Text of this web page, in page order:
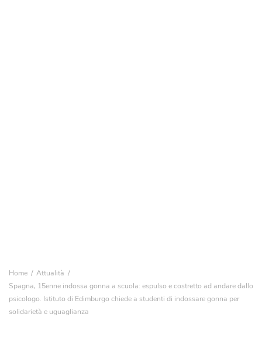
Home
Attualità
Spagna, 15enne indossa gonna a scuola: espulso e costretto ad andare dallo
psicologo. Istituto di Edimburgo chiede a studenti di indossare gonna per
solidarietà e uguaglianza